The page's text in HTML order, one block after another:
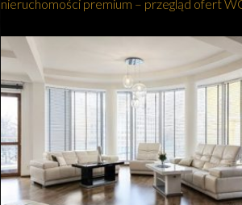
nieruchomości premium – przegląd ofert